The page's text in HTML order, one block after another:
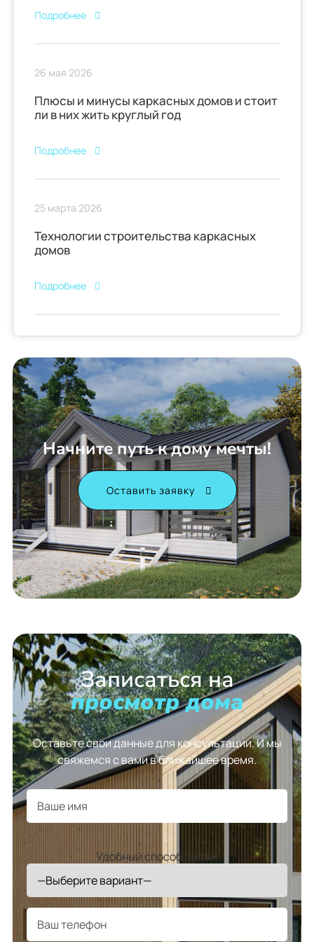
Подробнее
26 мая 2026
Плюсы и минусы каркасных домов и стоит
ли в них жить круглый год
Подробнее
25 марта 2026
Технологии строительства каркасных
домов
Подробнее
Начните путь к дому мечты!
Оставить заявку
Записаться на
просмотр дома
Оставьте свои данные для консультации. И мы
свяжемся с вами в ближайшее время.
Удобный способ связи: